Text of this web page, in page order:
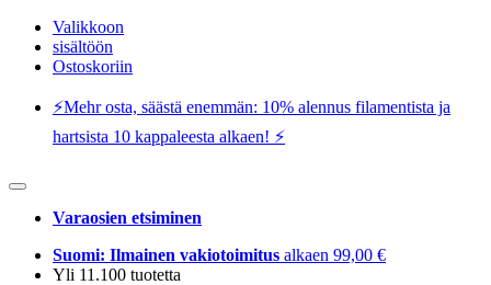
Valikkoon
sisältöön
Ostoskoriin
⚡️Mehr osta, säästä enemmän: 10% alennus filamentista ja
hartsista 10 kappaleesta alkaen! ⚡️
Varaosien etsiminen
Suomi: Ilmainen vakiotoimitus alkaen 99,00 €
Yli 11.100 tuotetta